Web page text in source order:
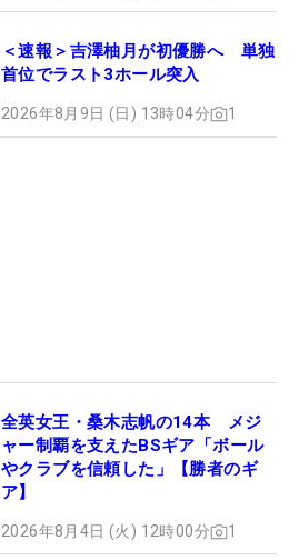
＜速報＞吉澤柚月が初優勝へ 単独
首位でラスト3ホール突入
2026年8月9日 (日) 13時04分 1
全英女王・桑木志帆の14本 メジ
ャー制覇を支えたBSギア「ボール
やクラブを信頼した」【勝者のギ
ア】
2026年8月4日 (火) 12時00分 1